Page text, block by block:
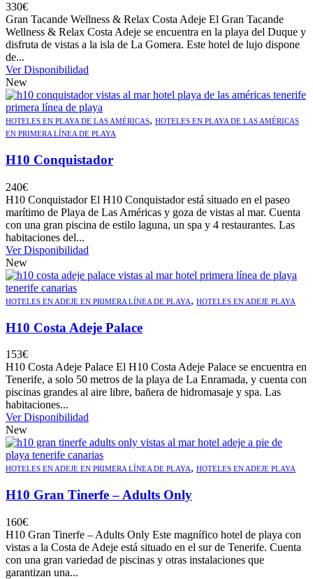
330€
Gran Tacande Wellness & Relax Costa Adeje El Gran Tacande
Wellness & Relax Costa Adeje se encuentra en la playa del Duque y
disfruta de vistas a la isla de La Gomera. Este hotel de lujo dispone
de...
Ver Disponibilidad
New
HOTELES EN PLAYA DE LAS AMÉRICAS, HOTELES EN PLAYA DE LAS AMÉRICAS
EN PRIMERA LÍNEA DE PLAYA
H10 Conquistador
240€
H10 Conquistador El H10 Conquistador está situado en el paseo
marítimo de Playa de Las Américas y goza de vistas al mar. Cuenta
con una gran piscina de estilo laguna, un spa y 4 restaurantes. Las
habitaciones del...
Ver Disponibilidad
New
HOTELES EN ADEJE EN PRIMERA LÍNEA DE PLAYA, HOTELES EN ADEJE PLAYA
H10 Costa Adeje Palace
153€
H10 Costa Adeje Palace El H10 Costa Adeje Palace se encuentra en
Tenerife, a solo 50 metros de la playa de La Enramada, y cuenta con
piscinas grandes al aire libre, bañera de hidromasaje y spa. Las
habitaciones...
Ver Disponibilidad
New
HOTELES EN ADEJE EN PRIMERA LÍNEA DE PLAYA, HOTELES EN ADEJE PLAYA
H10 Gran Tinerfe – Adults Only
160€
H10 Gran Tinerfe – Adults Only Este magnífico hotel de playa con
vistas a la Costa de Adeje está situado en el sur de Tenerife. Cuenta
con una gran variedad de piscinas y otras instalaciones que
garantizan una...